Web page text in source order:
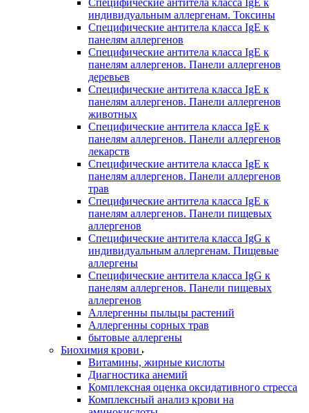
Специфические антитела класса IgE к
индивидуальным аллергенам. Токсины
Специфические антитела класса IgE к
панелям аллергенов
Специфические антитела класса IgE к
панелям аллергенов. Панели аллергенов
деревьев
Специфические антитела класса IgE к
панелям аллергенов. Панели аллергенов
животных
Специфические антитела класса IgE к
панелям аллергенов. Панели аллергенов
лекарств
Специфические антитела класса IgE к
панелям аллергенов. Панели аллергенов
трав
Специфические антитела класса IgE к
панелям аллергенов. Панели пищевых
аллергенов
Специфические антитела класса IgG к
индивидуальным аллергенам. Пищевые
аллергены
Специфические антитела класса IgG к
панелям аллергенов. Панели пищевых
аллергенов
Аллергенны пыльцы растений
Аллергенны сорных трав
бытовые аллергены
Биохимия крови
Витамины, жирные кислоты
Диагностика анемий
Комплексная оценка оксидативного стресса
Комплексный анализ крови на